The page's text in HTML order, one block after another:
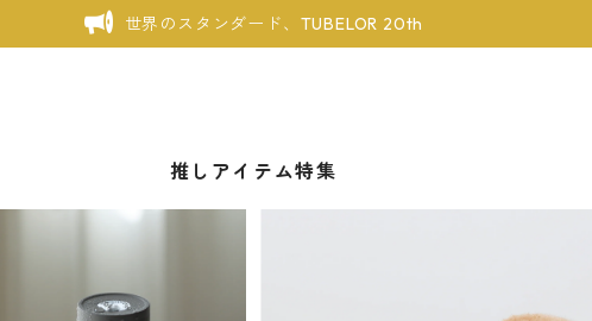
世界のスタンダード、TUBELOR 20th
推しアイテム特集